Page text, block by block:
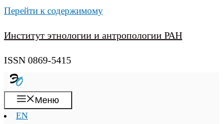
Перейти к содержимому
Институт этнологии и антропологии РАН
ISSN 0869-5415
Меню
EN